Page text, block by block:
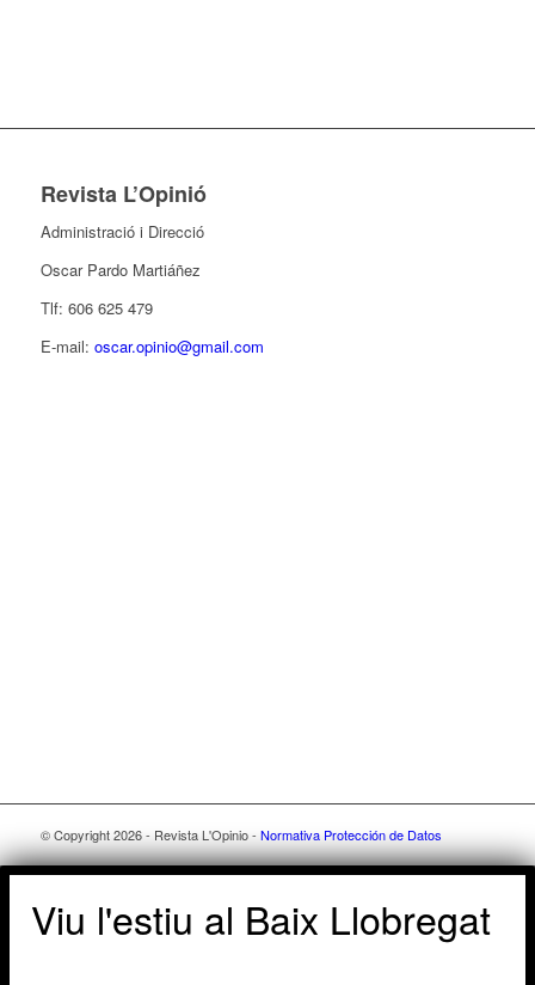
Revista L’Opinió
Administració i Direcció
Oscar Pardo Martiáñez
Tlf: 606 625 479
E-mail: oscar.opinio@gmail.com
© Copyright 2026 - Revista L'Opinio -Normativa Protección de Datos
Viu l'estiu al Baix Llobregat